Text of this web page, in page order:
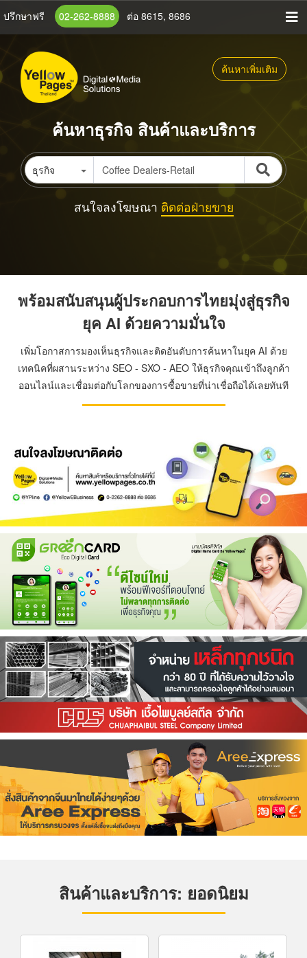
ข้าม
เนื้อหา
หลัก
ปรึกษาฟรี 02-262-8888 ต่อ 8615, 8686
ค้นหาเพิ่มเติม
ค้นหาธุรกิจ สินค้าและบริการ
ธุรกิจ
สนใจลงโฆษณา ติดต่อฝ่ายขาย
พร้อมสนับสนุนผู้ประกอบการไทยมุ่งสู่ธุรกิจ
ยุค AI ด้วยความมั่นใจ
เพิ่มโอกาสการมองเห็นธุรกิจและติดอันดับการค้นหาในยุค AI ด้วย
เทคนิคที่ผสานระหว่าง SEO - SXO - AEO ให้ธุรกิจคุณเข้าถึงลูกค้า
ออนไลน์และเชื่อมต่อกับโลกของการซื้อขายที่น่าเชื่อถือได้เลยทันที
สินค้าและบริการ: ยอดนิยม